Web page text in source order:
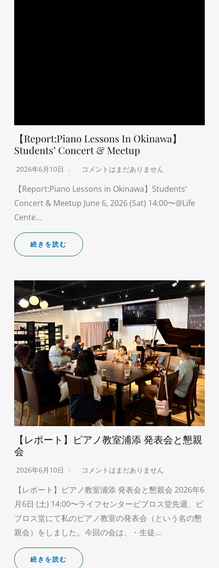
【Report:Piano Lessons In Okinawa】
Students’ Concert & Meetup
2026年6月10日 コメントはまだありません
【Report:Piano Lessons in Okinawa】Students’
Concert & Meetup June 6, 2026 (Sat) 14:00〜@Life
Cente…
続きを読む
【レポート】ピアノ教室浦添 発表会と懇親
会
2026年6月10日 コメントはまだありません
【レポート】ピアノ教室浦添 発表会と懇親会 2026年6
月6日 (土) 14:00〜ライフセンタービブロス堂先週、ビ
ブロス堂にて私のピアノ教室の発表会（という名の懇
親会）をしました。今回の会は、・生徒…
続きを読む